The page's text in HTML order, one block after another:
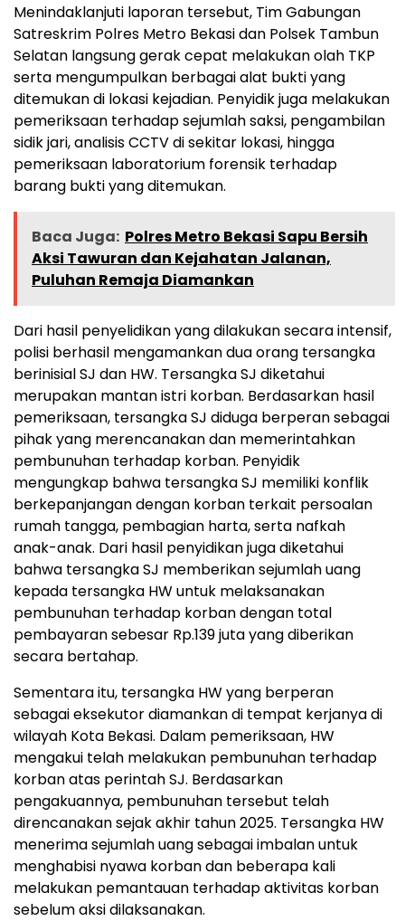
Menindaklanjuti laporan tersebut, Tim Gabungan
Satreskrim Polres Metro Bekasi dan Polsek Tambun
Selatan langsung gerak cepat melakukan olah TKP
serta mengumpulkan berbagai alat bukti yang
ditemukan di lokasi kejadian. Penyidik juga melakukan
pemeriksaan terhadap sejumlah saksi, pengambilan
sidik jari, analisis CCTV di sekitar lokasi, hingga
pemeriksaan laboratorium forensik terhadap
barang bukti yang ditemukan.
Baca Juga: Polres Metro Bekasi Sapu Bersih
Aksi Tawuran dan Kejahatan Jalanan,
Puluhan Remaja Diamankan
Dari hasil penyelidikan yang dilakukan secara intensif,
polisi berhasil mengamankan dua orang tersangka
berinisial SJ dan HW. Tersangka SJ diketahui
merupakan mantan istri korban. Berdasarkan hasil
pemeriksaan, tersangka SJ diduga berperan sebagai
pihak yang merencanakan dan memerintahkan
pembunuhan terhadap korban. Penyidik
mengungkap bahwa tersangka SJ memiliki konflik
berkepanjangan dengan korban terkait persoalan
rumah tangga, pembagian harta, serta nafkah
anak-anak. Dari hasil penyidikan juga diketahui
bahwa tersangka SJ memberikan sejumlah uang
kepada tersangka HW untuk melaksanakan
pembunuhan terhadap korban dengan total
pembayaran sebesar Rp.139 juta yang diberikan
secara bertahap.
Sementara itu, tersangka HW yang berperan
sebagai eksekutor diamankan di tempat kerjanya di
wilayah Kota Bekasi. Dalam pemeriksaan, HW
mengakui telah melakukan pembunuhan terhadap
korban atas perintah SJ. Berdasarkan
pengakuannya, pembunuhan tersebut telah
direncanakan sejak akhir tahun 2025. Tersangka HW
menerima sejumlah uang sebagai imbalan untuk
menghabisi nyawa korban dan beberapa kali
melakukan pemantauan terhadap aktivitas korban
sebelum aksi dilaksanakan.